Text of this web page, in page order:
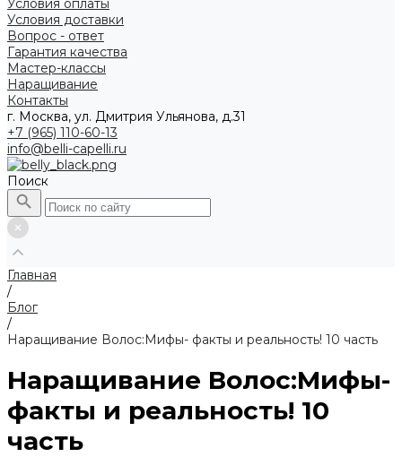
Условия оплаты
Условия доставки
Вопрос - ответ
Гарантия качества
Мастер-классы
Наращивание
Контакты
г. Москва, ул. Дмитрия Ульянова, д.31
+7 (965) 110-60-13
info@belli-capelli.ru
Поиск
Главная
/
Блог
/
Наращивание Волос:Мифы- факты и реальность! 10 часть
Наращивание Волос:Мифы-
факты и реальность! 10
часть